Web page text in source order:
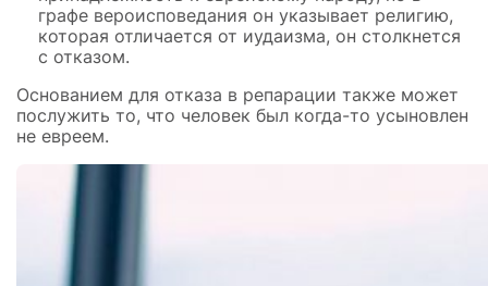
графе вероисповедания он указывает религию,
которая отличается от иудаизма, он столкнется
с отказом.
Основанием для отказа в репарации также может
послужить то, что человек был когда-то усыновлен
не евреем.